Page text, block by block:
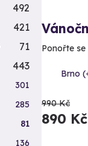
Ponořte
Brno
990 Kč
890 Kč
492
421
71
443
301
285
81
136